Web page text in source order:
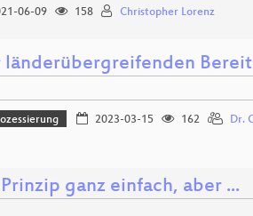
06-09 158 Christopher Lorenz
länderübergreifenden
2023-03-15 162 Dr.
ganz einfach, aber ...